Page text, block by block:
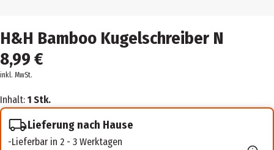
H&H Bamboo Kugelschreiber N
8,99 €
inkl. MwSt.
Inhalt: 1 Stk.
Lieferung nach Hause
Lieferbar in 2 - 3 Werktagen